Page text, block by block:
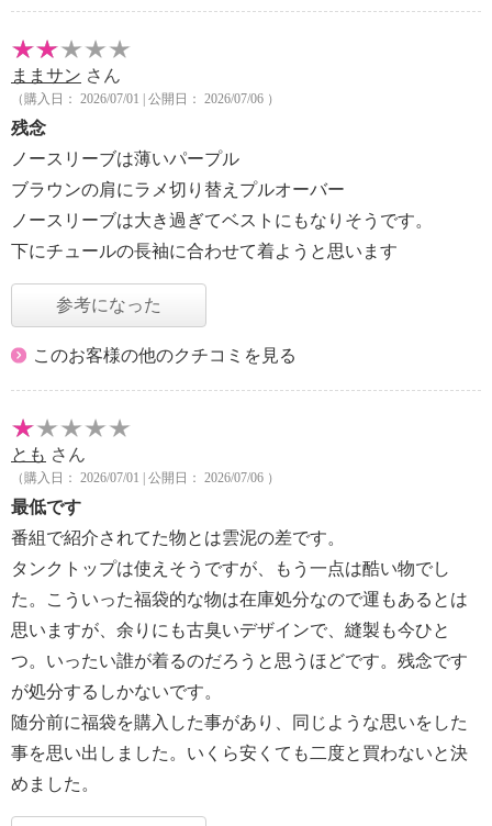
ままサン さん
（購入日： 2026/07/01 | 公開日： 2026/07/06 ）
残念
ノースリーブは薄いパープル
ブラウンの肩にラメ切り替えプルオーバー
ノースリーブは大き過ぎてベストにもなりそうです。
下にチュールの長袖に合わせて着ようと思います
参考になった
このお客様の他のクチコミを見る
とも さん
（購入日： 2026/07/01 | 公開日： 2026/07/06 ）
最低です
番組で紹介されてた物とは雲泥の差です。
タンクトップは使えそうですが、もう一点は酷い物でし
た。こういった福袋的な物は在庫処分なので運もあるとは
思いますが、余りにも古臭いデザインで、縫製も今ひと
つ。いったい誰が着るのだろうと思うほどです。残念です
が処分するしかないです。
随分前に福袋を購入した事があり、同じような思いをした
事を思い出しました。いくら安くても二度と買わないと決
めました。